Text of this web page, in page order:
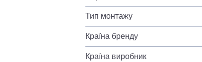
Тип монтажу
Країна бренду
Країна виробник